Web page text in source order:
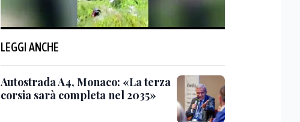
LEGGI ANCHE
Autostrada A4, Monaco: «La terza
corsia sarà completa nel 2035»